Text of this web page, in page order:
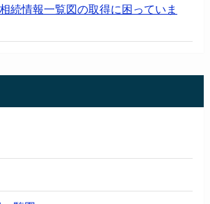
続情報一覧図の取得に困っていま